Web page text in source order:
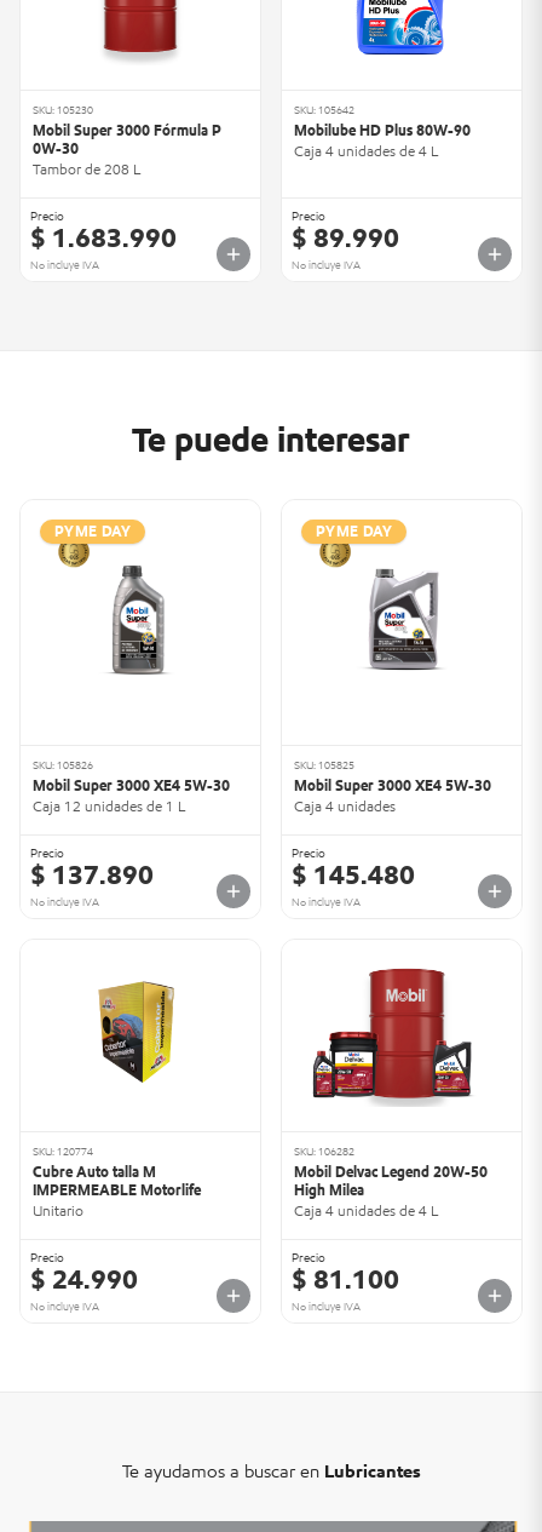
SKU: 105230
Mobil Super 3000 Fórmula P
0W-30
Tambor de 208 L
Precio
$ 1.683.990
No incluye IVA
SKU: 105642
Mobilube HD Plus 80W-90
Caja 4 unidades de 4 L
Precio
$ 89.990
No incluye IVA
Te puede interesar
PYME DAY
SKU: 105826
Mobil Super 3000 XE4 5W-30
Caja 12 unidades de 1 L
Precio
$ 137.890
No incluye IVA
PYME DAY
SKU: 105825
Mobil Super 3000 XE4 5W-30
Caja 4 unidades
Precio
$ 145.480
No incluye IVA
SKU: 120774
Cubre Auto talla M
IMPERMEABLE Motorlife
Unitario
Precio
$ 24.990
No incluye IVA
SKU: 106282
Mobil Delvac Legend 20W-50
High Milea
Caja 4 unidades de 4 L
Precio
$ 81.100
No incluye IVA
Te ayudamos a buscar en Lubricantes